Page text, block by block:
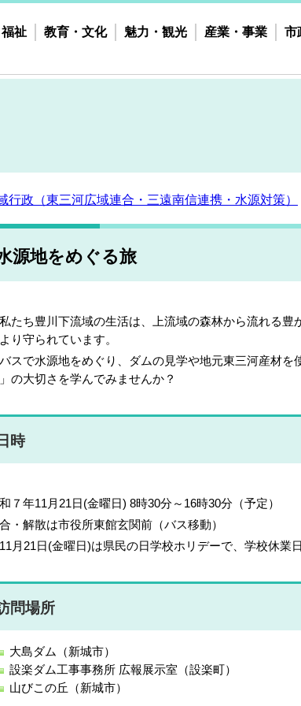
祉 教育・文化 魅力・観光 産業・事業 市
行政（東三河広域連合・三遠南信連携・水源対策）
源地をめぐる旅
ち豊川下流域の生活は、上流域の森林から流れる豊
り守られています。
で水源地をめぐり、ダムの見学や地元東三河産材を
の大切さを学んでみませんか？
時
７年11月21日(金曜日) 8時30分～16時30分（予定）
・解散は市役所東館玄関前（バス移動）
月21日(金曜日)は県民の日学校ホリデーで、学校休業日
問場所
大島ダム（新城市）
設楽ダム工事事務所 広報展示室（設楽町）
山びこの丘（新城市）